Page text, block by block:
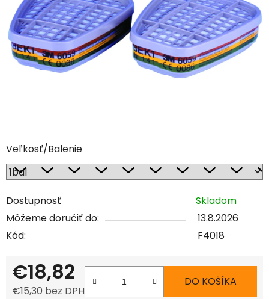
Veľkosť/Balenie
Dostupnosť
Skladom
Môžeme doručiť do:
13.8.2026
Kód:
F4018
€18,82
€15,30 bez DPH
DO KOŠÍKA
hviezdičiek.